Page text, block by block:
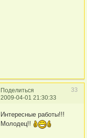
Поделиться
33
2009-04-01 21:30:33
Интересные работы!!!
Молодец!!